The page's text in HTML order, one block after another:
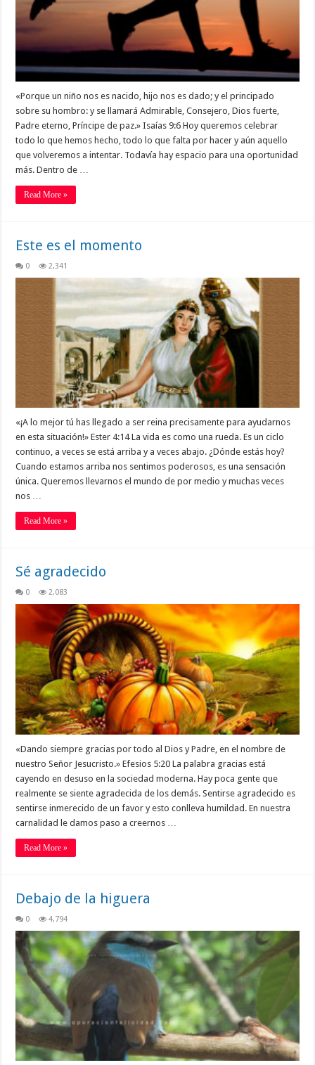
«Porque un niño nos es nacido, hijo nos es dado; y el principado
sobre su hombro: y se llamará Admirable, Consejero, Dios fuerte,
Padre eterno, Príncipe de paz.» Isaías 9:6 Hoy queremos celebrar
todo lo que hemos hecho, todo lo que falta por hacer y aún aquello
que volveremos a intentar. Todavía hay espacio para una oportunidad
más. Dentro de …
Read More »
Este es el momento
0 2,341
«¡A lo mejor tú has llegado a ser reina precisamente para ayudarnos
en esta situación!» Ester 4:14 La vida es como una rueda. Es un ciclo
continuo, a veces se está arriba y a veces abajo. ¿Dónde estás hoy?
Cuando estamos arriba nos sentimos poderosos, es una sensación
única. Queremos llevarnos el mundo de por medio y muchas veces
nos …
Read More »
Sé agradecido
0 2,083
«Dando siempre gracias por todo al Dios y Padre, en el nombre de
nuestro Señor Jesucristo.» Efesios 5:20 La palabra gracias está
cayendo en desuso en la sociedad moderna. Hay poca gente que
realmente se siente agradecida de los demás. Sentirse agradecido es
sentirse inmerecido de un favor y esto conlleva humildad. En nuestra
carnalidad le damos paso a creernos …
Read More »
Debajo de la higuera
0 4,794